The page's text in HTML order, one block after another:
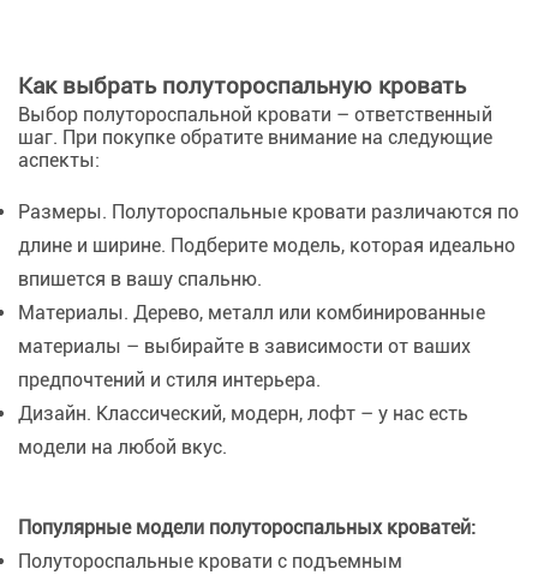
Как выбрать полутороспальную кровать
Выбор полутороспальной кровати – ответственный
шаг. При покупке обратите внимание на следующие
аспекты:
Размеры. Полутороспальные кровати различаются по
длине и ширине. Подберите модель, которая идеально
впишется в вашу спальню.
Материалы. Дерево, металл или комбинированные
материалы – выбирайте в зависимости от ваших
предпочтений и стиля интерьера.
Дизайн. Классический, модерн, лофт – у нас есть
модели на любой вкус.
Популярные модели полутороспальных кроватей:
Полутороспальные кровати с подъемным